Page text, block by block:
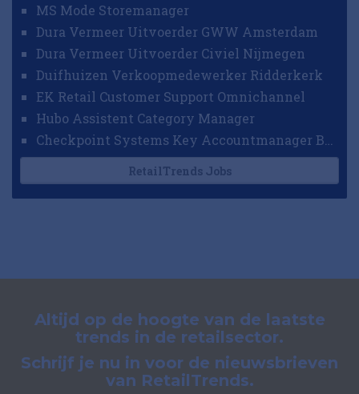
MS Mode Storemanager
Dura Vermeer Uitvoerder GWW Amsterdam
Dura Vermeer Uitvoerder Civiel Nijmegen
Duifhuizen Verkoopmedewerker Ridderkerk
EK Retail Customer Support Omnichannel
Hubo Assistent Category Manager
RetailTrends Jobs
Altijd op de hoogte van de laatste
trends in de retailsector.
Schrijf je nu in voor de nieuwsbrieven
van RetailTrends.